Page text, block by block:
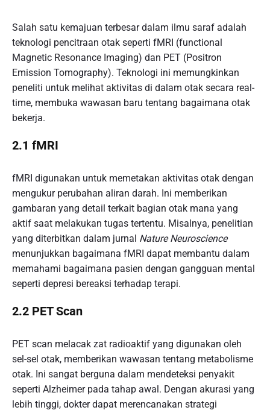
Salah satu kemajuan terbesar dalam ilmu saraf adalah
teknologi pencitraan otak seperti fMRI (functional
Magnetic Resonance Imaging) dan PET (Positron
Emission Tomography). Teknologi ini memungkinkan
peneliti untuk melihat aktivitas di dalam otak secara real-
time, membuka wawasan baru tentang bagaimana otak
bekerja.
2.1 fMRI
fMRI digunakan untuk memetakan aktivitas otak dengan
mengukur perubahan aliran darah. Ini memberikan
gambaran yang detail terkait bagian otak mana yang
aktif saat melakukan tugas tertentu. Misalnya, penelitian
yang diterbitkan dalam jurnal Nature Neuroscience
menunjukkan bagaimana fMRI dapat membantu dalam
memahami bagaimana pasien dengan gangguan mental
seperti depresi bereaksi terhadap terapi.
2.2 PET Scan
PET scan melacak zat radioaktif yang digunakan oleh
sel-sel otak, memberikan wawasan tentang metabolisme
otak. Ini sangat berguna dalam mendeteksi penyakit
seperti Alzheimer pada tahap awal. Dengan akurasi yang
lebih tinggi, dokter dapat merencanakan strategi